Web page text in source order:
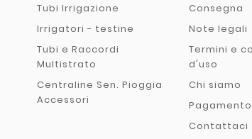
Tubi Irrigazione
Irrigatori - testine
Tubi e Raccordi
Multistrato
Centraline Sen. Pioggia
Accessori
Consegna
Note legali
Termini e
d'uso
Chi siamo
Contattaci